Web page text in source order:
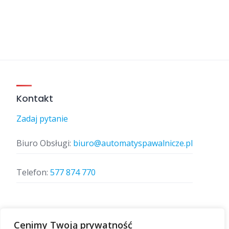
Cenimy Twoją prywatność
Kontakt
Zadaj pytanie
Biuro Obsługi: biuro@automatyspawalnicze.pl
Telefon: 577 874 770